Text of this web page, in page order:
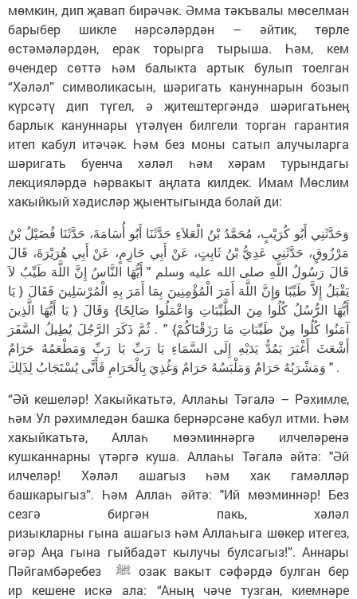
мөмкин, дип җавап бирәчәк. Әмма тәкъвалы мөселман
барыбер шикле нәрсәләрдән – әйтик, төрле
өстәмәләрдән, ерак торырга тырыша. Һәм, кем
өчендер сөттә һәм балыкта артык булып тоелган
“Хәләл” символикасын, шәригать кануннарын бозып
күрсәтү дип түгел, ә җитештергәндә шәригатьнең
барлык кануннары үтәлүен билгели торган гарантия
итеп кабул итәчәк. Һәм без моны сатып алучыларга
шәригать буенча хәләл һәм хәрам турындагы
лекцияләрдә һәрвакыт аңлата килдек. Имам Мөслим
хакыйкый хәдисләр җыентыгында болай ди:
وَحَدَّثَنِي أَبُو كُرَيْبٍ، مُحَمَّدُ بْنُ الْعَلاَءِ حَدَّثَنَا أَبُو أُسَامَةَ، حَدَّثَنَا فُضَيْلُ بْنُ
مَرْزُوقٍ، حَدَّثَنِي عَدِيُّ بْنُ ثَابِتٍ، عَنْ أَبِي حَازِمٍ، عَنْ أَبِي هُرَيْرَةَ، قَالَ
قَالَ رَسُولُ اللَّهِ صلى الله عليه وسلم " أَيُّهَا النَّاسُ إِنَّ اللَّهَ طَيِّبٌ لاَ
يَقْبَلُ إِلاَّ طَيِّبًا وَإِنَّ اللَّهَ أَمَرَ الْمُؤْمِنِينَ بِمَا أَمَرَ بِهِ الْمُرْسَلِينَ فَقَالَ { يَا
أَيُّهَا الرُّسُلُ كُلُوا مِنَ الطَّيِّبَاتِ وَاعْمَلُوا صَالِحًا} وَقَالَ { يَا أَيُّهَا الَّذِينَ
آمَنُوا كُلُوا مِنْ طَيِّبَاتِ مَا رَزَقْنَاكُمْ} " . ثُمَّ ذَكَرَ الرَّجُلَ يُطِيلُ السَّفَرَ
أَشْعَثَ أَغْبَرَ يَمُدُّ يَدَيْهِ إِلَى السَّمَاءِ يَا رَبِّ يَا رَبِّ وَمَطْعَمُهُ حَرَامٌ
وَمَشْرَبُهُ حَرَامٌ وَمَلْبَسُهُ حَرَامٌ وَغُذِيَ بِالْحَرَامِ فَأَنَّى يُسْتَجَابُ لِذَلِكَ " .
“Әй кешеләр! Хакыйкатьтә, Аллаһы Тәгалә – Рәхимле,
һәм Ул рәхимледән башка бернәрсәне кабул итми. Һәм
хакыйкатьтә, Аллаһ мөэминнәргә илчеләренә
кушканнарны үтәргә куша. Аллаһы Тәгалә әйтә: "Әй
илчеләр! Хәләл ашагыз һәм хак гамәлләр
башкарыгыз”. Һәм Аллаһ әйтә: "Ий мөэминнәр! Без
сезгә биргән пакь, хәләл
ризыкларны гына ашагыз һәм Аллаһыга шөкер итегез,
әгәр Аңа гына гыйбадәт кылучы булсагыз!”. Аннары
Пәйгамбәребез ﷺ озак вакыт сәфәрдә булган бер
ир кешене искә ала: “Аның чәче тузган, киемнәре